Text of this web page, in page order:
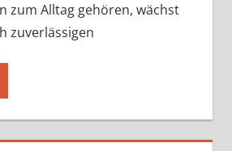
zum Alltag gehören, wächst
zuverlässigen